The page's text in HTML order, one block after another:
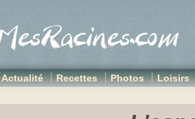
Actualité Recettes Photos Loisirs